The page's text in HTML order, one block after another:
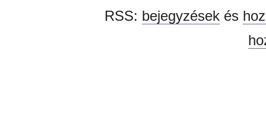
RSS: bejegyzésekés